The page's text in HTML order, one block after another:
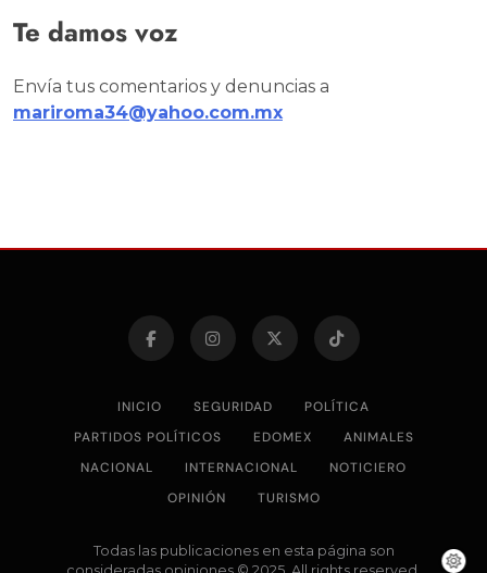
Te damos voz
Envía tus comentarios y denuncias a
mariroma34@yahoo.com.mx
INICIO SEGURIDAD
POLÍTICA
PARTIDOS POLÍTICOS
EDOMEX
ANIMALES
NACIONAL
INTERNACIONAL
NOTICIERO
OPINIÓN
TURISMO
Todas las publicaciones en esta página son